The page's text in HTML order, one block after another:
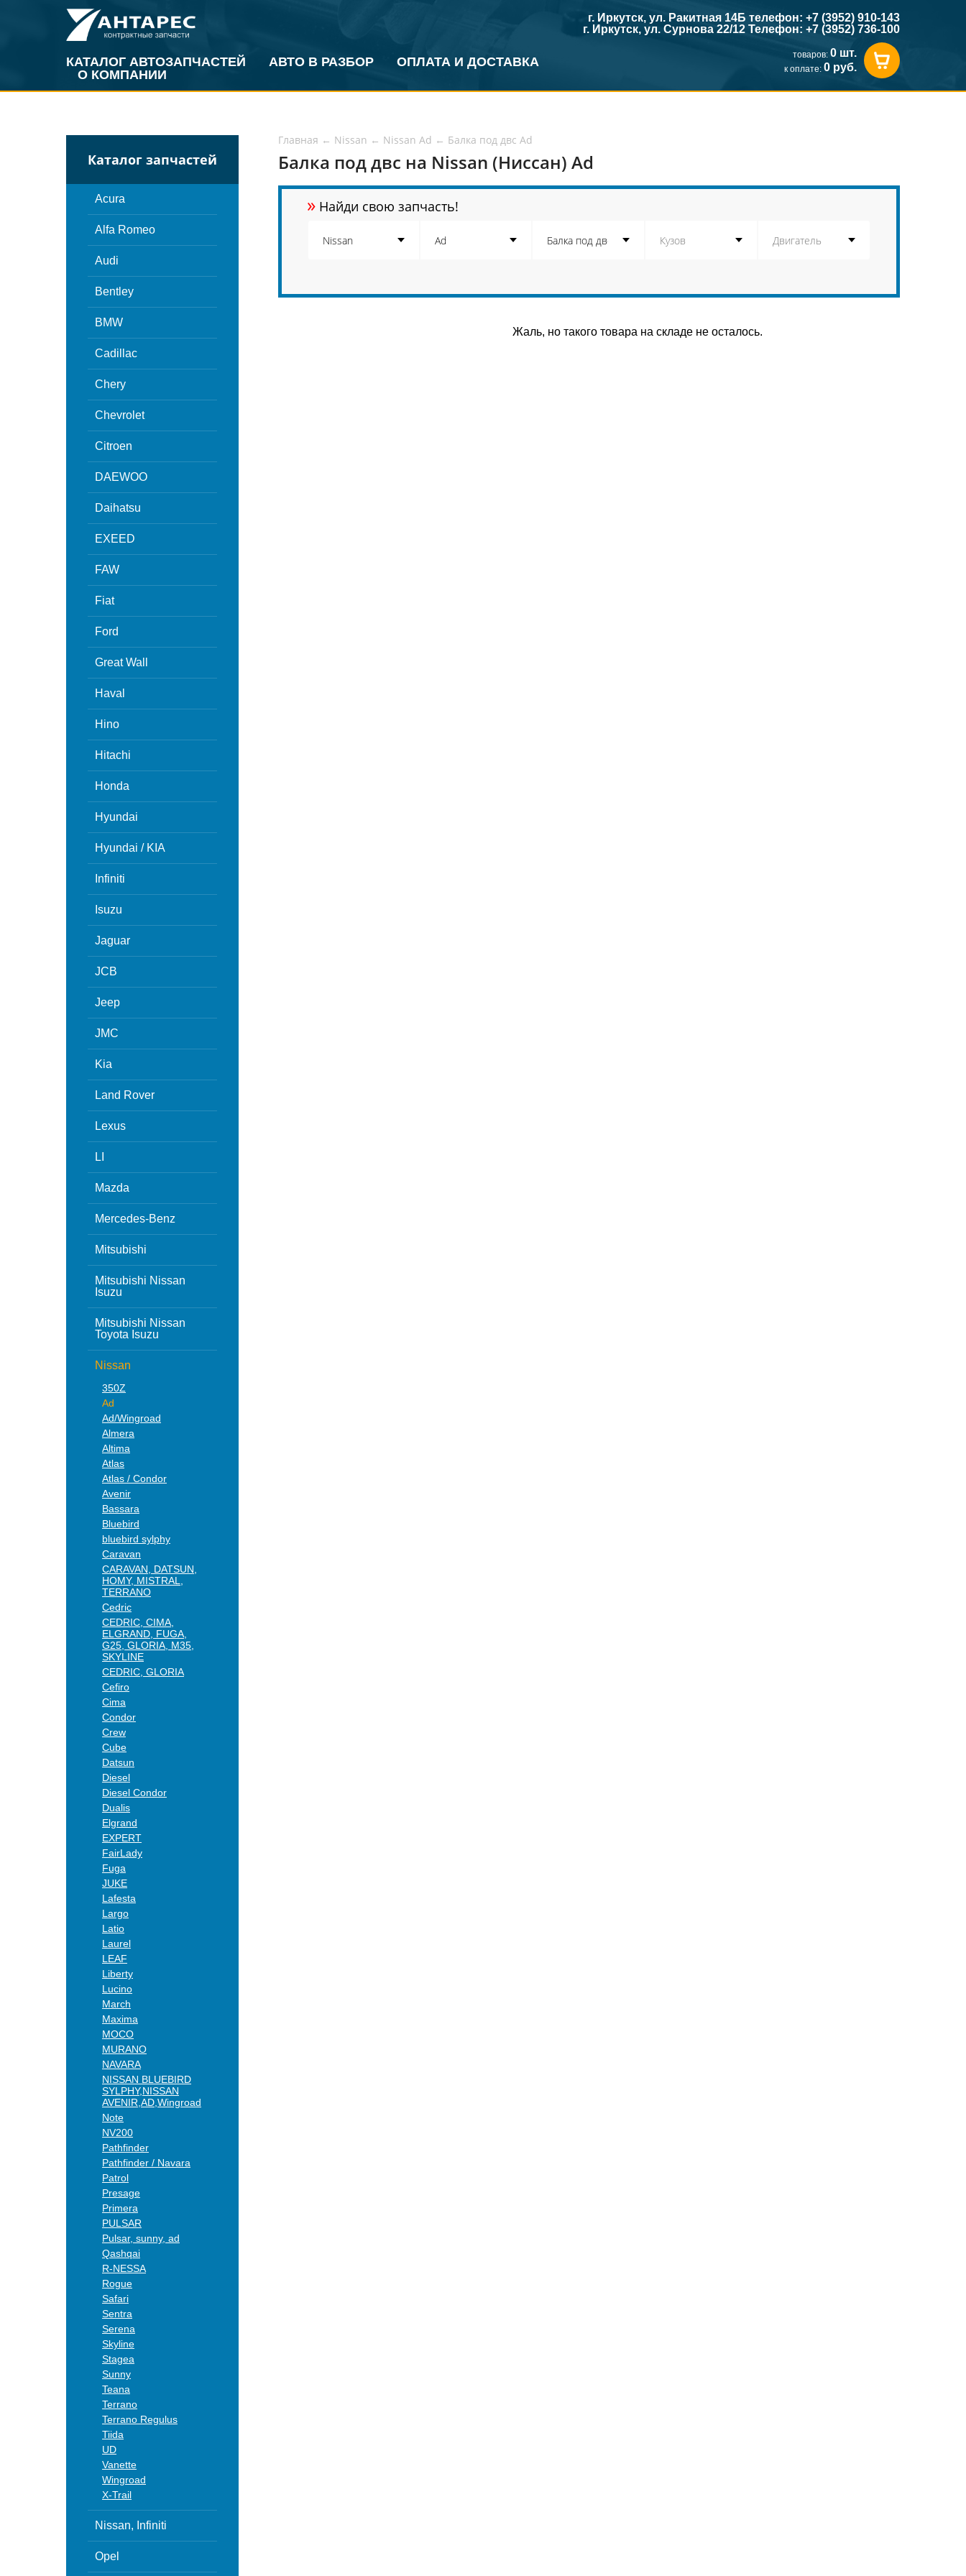
КАТАЛОГ АВТОЗАПЧАСТЕЙ АВТО В РАЗБОР
ОПЛАТА И ДОСТАВКА
О КОМПАНИИ
г. Иркутск, ул. Ракитная 14Б телефон: +7 (3952) 910-143
г. Иркутск, ул. Сурнова 22/12 Телефон: +7 (3952) 736-100
товаров: 0 шт.
к оплате: 0 руб.
Каталог запчастей
Acura
Alfa Romeo
Audi
Bentley
BMW
Cadillac
Chery
Chevrolet
Citroen
DAEWOO
Daihatsu
EXEED
FAW
Fiat
Ford
Great Wall
Haval
Hino
Hitachi
Honda
Hyundai
Hyundai / KIA
Infiniti
Isuzu
Jaguar
JCB
Jeep
JMC
Kia
Land Rover
Lexus
LI
Mazda
Mercedes-Benz
Mitsubishi
Mitsubishi Nissan
Isuzu
Mitsubishi Nissan
Toyota Isuzu
Nissan
350Z
Ad
Ad/Wingroad
Almera
Altima
Atlas
Atlas / Condor
Avenir
Bassara
Bluebird
bluebird sylphy
Caravan
CARAVAN, DATSUN,
HOMY, MISTRAL,
TERRANO
Cedric
CEDRIC, CIMA,
ELGRAND, FUGA,
G25, GLORIA, M35,
SKYLINE
CEDRIC, GLORIA
Cefiro
Cima
Condor
Crew
Cube
Datsun
Diesel
Diesel Condor
Dualis
Elgrand
EXPERT
FairLady
Fuga
JUKE
Lafesta
Largo
Latio
Laurel
LEAF
Liberty
Lucino
March
Maxima
MOCO
MURANO
NAVARA
NISSAN BLUEBIRD
SYLPHY,NISSAN
AVENIR,AD,Wingroad
Note
NV200
Pathfinder
Pathfinder / Navara
Patrol
Presage
Primera
PULSAR
Pulsar, sunny, ad
Qashqai
R-NESSA
Rogue
Safari
Sentra
Serena
Skyline
Stagea
Sunny
Teana
Terrano
Terrano Regulus
Tiida
UD
Vanette
Wingroad
X-Trail
Nissan, Infiniti
Opel
Главная ← Nissan ← Nissan Ad ← Балка под двс Ad
Балка под двс на Nissan (Ниссан) Ad
» Найди свою запчасть!
Жаль, но такого товара на складе не осталось.